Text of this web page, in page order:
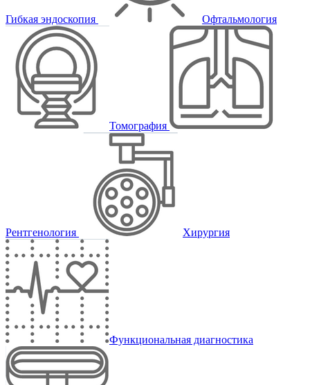
Гибкая эндоскопия Офтальмология
Томография
Рентгенология Хирургия
Функциональная диагностика